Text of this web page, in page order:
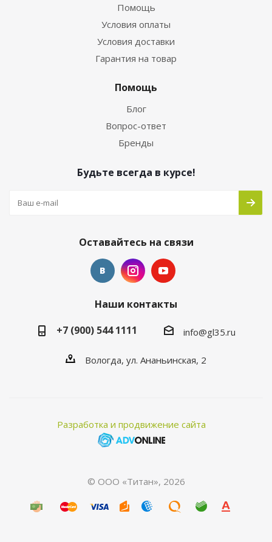
Помощь
Условия оплаты
Условия доставки
Гарантия на товар
Помощь
Блог
Вопрос-ответ
Бренды
Будьте всегда в курсе!
Оставайтесь на связи
Наши контакты
+7 (900) 544 1111
info@gl35.ru
Вологда, ул. Ананьинская, 2
Разработка и продвижение сайта
© ООО «Титан», 2026